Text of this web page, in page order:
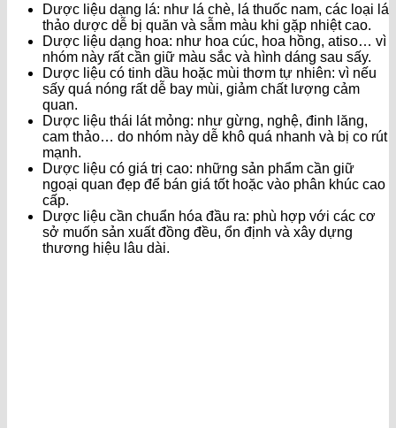
Dược liệu dạng lá: như lá chè, lá thuốc nam, các loại lá
thảo dược dễ bị quăn và sẫm màu khi gặp nhiệt cao.
Dược liệu dạng hoa: như hoa cúc, hoa hồng, atiso… vì
nhóm này rất cần giữ màu sắc và hình dáng sau sấy.
Dược liệu có tinh dầu hoặc mùi thơm tự nhiên: vì nếu
sấy quá nóng rất dễ bay mùi, giảm chất lượng cảm
quan.
Dược liệu thái lát mỏng: như gừng, nghệ, đinh lăng,
cam thảo… do nhóm này dễ khô quá nhanh và bị co rút
mạnh.
Dược liệu có giá trị cao: những sản phẩm cần giữ
ngoại quan đẹp để bán giá tốt hoặc vào phân khúc cao
cấp.
Dược liệu cần chuẩn hóa đầu ra: phù hợp với các cơ
sở muốn sản xuất đồng đều, ổn định và xây dựng
thương hiệu lâu dài.